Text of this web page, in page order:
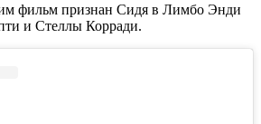
фильм признан Сидя в Лимбо Энди
и Стеллы Корради.